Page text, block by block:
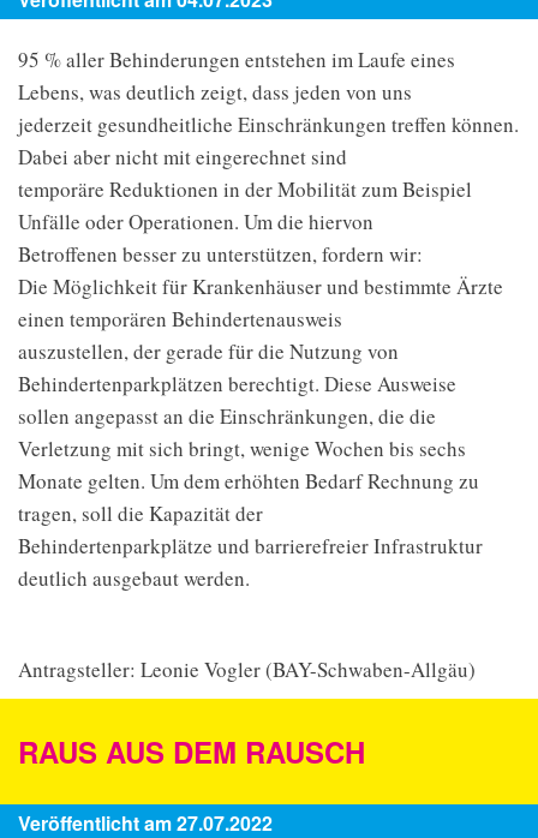
95 % aller Behinderungen entstehen im Laufe eines
Lebens, was deutlich zeigt, dass jeden von uns
jederzeit gesundheitliche Einschränkungen treffen können.
Dabei aber nicht mit eingerechnet sind
temporäre Reduktionen in der Mobilität zum Beispiel
Unfälle oder Operationen. Um die hiervon
Betroffenen besser zu unterstützen, fordern wir:
Die Möglichkeit für Krankenhäuser und bestimmte Ärzte
einen temporären Behindertenausweis
auszustellen, der gerade für die Nutzung von
Behindertenparkplätzen berechtigt. Diese Ausweise
sollen angepasst an die Einschränkungen, die die
Verletzung mit sich bringt, wenige Wochen bis sechs
Monate gelten. Um dem erhöhten Bedarf Rechnung zu
tragen, soll die Kapazität der
Behindertenparkplätze und barrierefreier Infrastruktur
deutlich ausgebaut werden.
Antragsteller: Leonie Vogler (BAY-Schwaben-Allgäu)
RAUS AUS DEM RAUSCH
Veröffentlicht am 27.07.2022